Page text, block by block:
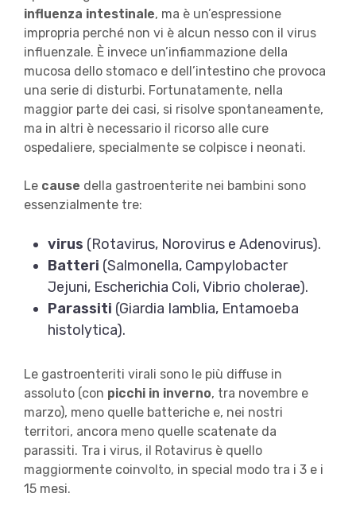
influenza intestinale, ma è un’espressione
impropria perché non vi è alcun nesso con il virus
influenzale. È invece un’infiammazione della
mucosa dello stomaco e dell’intestino che provoca
una serie di disturbi. Fortunatamente, nella
maggior parte dei casi, si risolve spontaneamente,
ma in altri è necessario il ricorso alle cure
ospedaliere, specialmente se colpisce i neonati.
Le cause della gastroenterite nei bambini sono
essenzialmente tre:
virus (Rotavirus, Norovirus e Adenovirus).
Batteri (Salmonella, Campylobacter
Jejuni, Escherichia Coli, Vibrio cholerae).
Parassiti (Giardia Iamblia, Entamoeba
histolytica).
Le gastroenteriti virali sono le più diffuse in
assoluto (con picchi in inverno, tra novembre e
marzo), meno quelle batteriche e, nei nostri
territori, ancora meno quelle scatenate da
parassiti. Tra i virus, il Rotavirus è quello
maggiormente coinvolto, in special modo tra i 3 e i
15 mesi.